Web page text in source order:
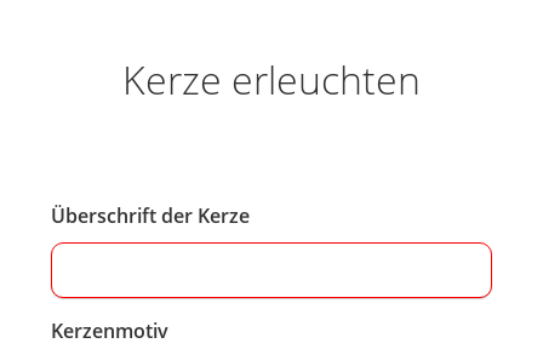
Kerze erleuchten
Überschrift der Kerze
Kerzenmotiv